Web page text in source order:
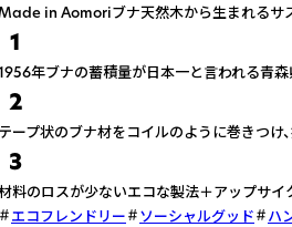
in Aomoriブナ天然木から生まれるサ
1
年ブナの蓄積量が日本一と言われる青森
2
ープ状のブナ材をコイルのように巻きつけ
3
料のロスが少ないエコな製法＋アップサイ
エコフレンドリー
ソーシャルグッド ハ